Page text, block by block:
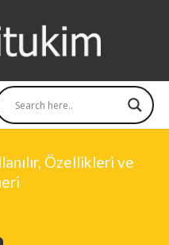
Özellikleri ve